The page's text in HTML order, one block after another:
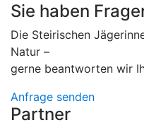
Sie haben
Die Steirischen
Natur –
gerne beantworten wir
Anfrage senden
Partner